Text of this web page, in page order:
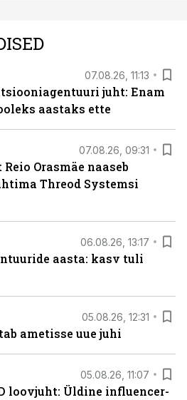
07.08.26, 11:13
juht: Enam
aastaks ette
07.08.26, 09:31
Orasmäe naaseb
Threod Systemsi
06.08.26, 13:17
aasta: kasv tuli
05.08.26, 12:31
ametisse uue juhi
05.08.26, 11:07
loovjuht: Üldine influencer-